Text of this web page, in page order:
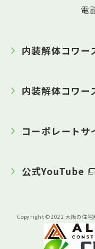
電
内装解体コワー
内装解体コワー
コーポレートサ
公式YouTube
Copyright © 2022 大阪の住宅